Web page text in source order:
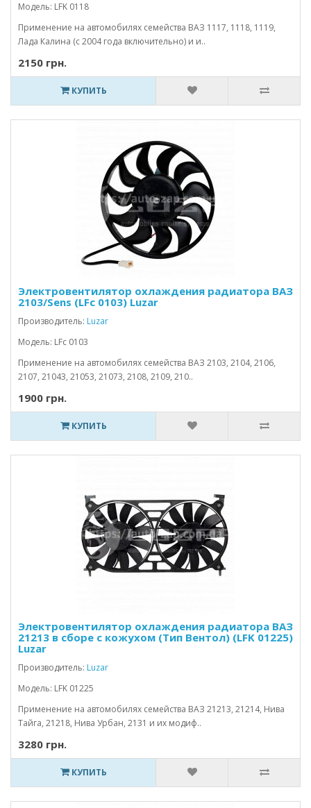
Модель: LFK 0118
Применение на автомобилях семейства ВАЗ 1117, 1118, 1119,
Лада Калина (с 2004 года включительно) и и..
2150 грн.
КУПИТЬ
Электровентилятор охлаждения радиатора ВАЗ
2103/Sens (LFc 0103) Luzar
Производитель: Luzar
Модель: LFc 0103
Применение на автомобилях семейства ВАЗ 2103, 2104, 2106,
2107, 21043, 21053, 21073, 2108, 2109, 210..
1900 грн.
КУПИТЬ
Электровентилятор охлаждения радиатора ВАЗ
21213 в сборе с кожухом (Тип Вентол) (LFK 01225)
Luzar
Производитель: Luzar
Модель: LFK 01225
Применение на автомобилях семейства ВАЗ 21213, 21214, Нива
Тайга, 21218, Нива Урбан, 2131 и их модиф..
3280 грн.
КУПИТЬ